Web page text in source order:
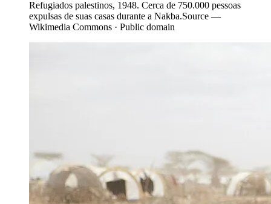
Refugiados palestinos, 1948. Cerca de 750.000 pessoas
expulsas de suas casas durante a Nakba.Source —
Wikimedia Commons · Public domain